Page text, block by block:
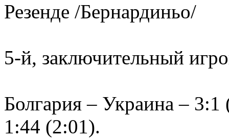
Резенде /Бернардиньо/
5-й, заключительный
Болгария – Украина –
1:44 (2:01).